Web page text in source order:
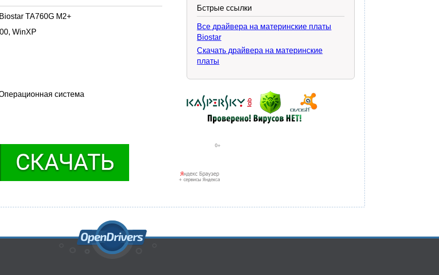
TA760G M2+
WinXP
система
Бстрые ссылки
Все драйвера на материнские платы
Biostar
Скачать драйвера на материнские
платы